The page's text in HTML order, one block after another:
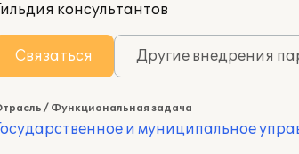
консультантов
Связаться Другие внедрения
/ Функциональная задача
и муниципальное